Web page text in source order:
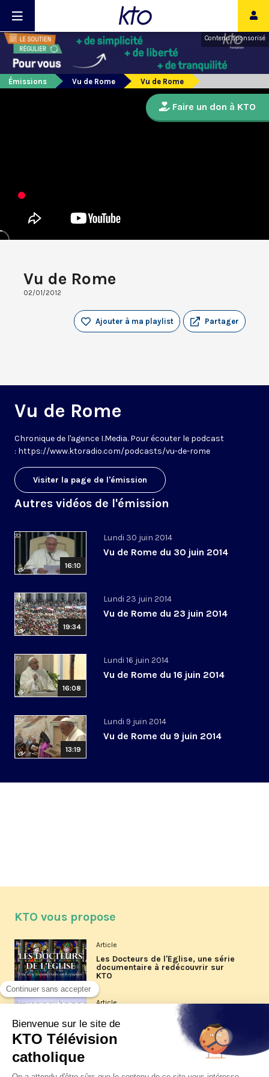
Contenu sponsorisé
Émissions Vu de Rome Vu de Rome
Vu de Rome
02/01/2012
Partager
Ajouter à ma playlist
Vu de Rome
Chronique de l'agence I.Media. Pour écouter le podcast
: https://www.ktoradio.com/podcasts/vu-de-rome
Visiter la page de l'émission
Autres vidéos de l'émission
16:10
Lundi 30 juin 2014
Vu de Rome du 30 juin 2014
19:34
Lundi 23 juin 2014
Vu de Rome du 23 juin 2014
16:08
Lundi 16 juin 2014
Vu de Rome du 16 juin 2014
13:19
Lundi 9 juin 2014
Vu de Rome du 9 juin 2014
Faire un don à KTO
KTO vous propose
Article
Les Docteurs de l'Église, une série
documentaire à redécouvrir sur
KTO
Article
Les reportages d'été 2026 de KTO
La visite pastorale du pape Léon